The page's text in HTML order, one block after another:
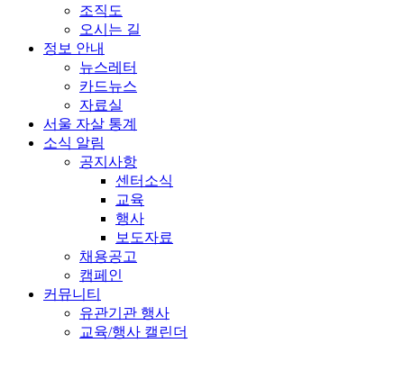
조직도
오시는 길
정보 안내
뉴스레터
카드뉴스
자료실
서울 자살 통계
소식 알림
공지사항
센터소식
교육
행사
보도자료
채용공고
캠페인
커뮤니티
유관기관 행사
교육/행사 캘린더